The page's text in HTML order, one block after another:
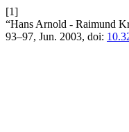
[1]
“Hans Arnold - Raimund
93–97, Jun. 2003, doi: